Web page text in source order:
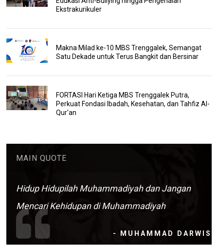
Ekstrakurikuler
Makna Milad ke-10 MBS Trenggalek, Semangat
Satu Dekade untuk Terus Bangkit dan Bersinar
FORTASI Hari Ketiga MBS Trenggalek Putra,
Perkuat Fondasi Ibadah, Kesehatan, dan Tahfiz Al-
Qur'an
MAIN QUOTE
Hidup Hidupilah Muhammadiyah dan Jangan
Mencari Kehidupan di Muhammadiyah
- MUHAMMAD DARWIS